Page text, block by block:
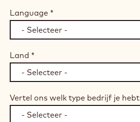
Language *
Land *
Vertel ons welk type bedrijf je hebt